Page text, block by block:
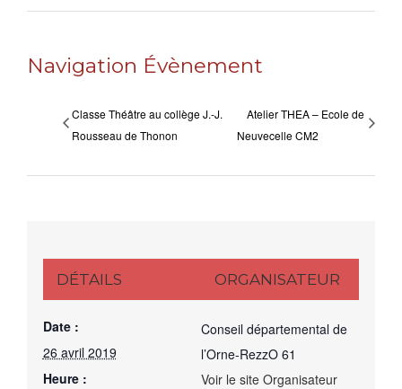
Navigation Évènement
Classe Théâtre au collège J.-J.
Rousseau de Thonon
Atelier THEA – Ecole de
Neuvecelle CM2
DÉTAILS
Date :
26 avril 2019
Heure :
ORGANISATEUR
Conseil départemental de
l’Orne-RezzO 61
Voir le site Organisateur